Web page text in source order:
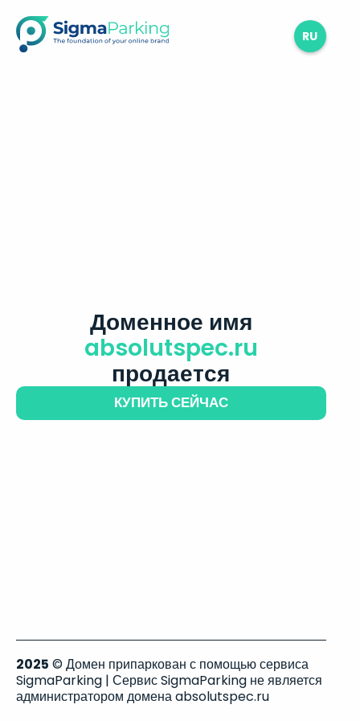
RU
Доменное имя
absolutspec.ru
продается
КУПИТЬ СЕЙЧАС
2025 © Домен припаркован с помощью сервиса
SigmaParking | Сервис SigmaParking не является
администратором домена absolutspec.ru